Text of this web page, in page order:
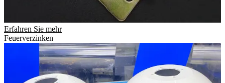
Erfahren Sie mehr
Feuerverzinken